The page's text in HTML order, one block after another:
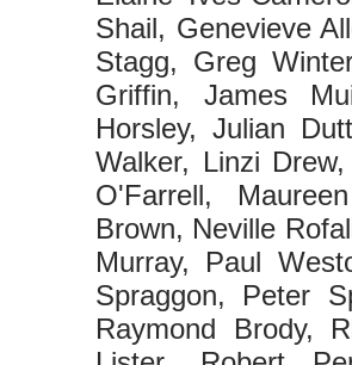
Shail, Genevieve
Stagg, Greg
Griffin, James
Horsley, Julian
Walker, Linzi
O'Farrell,
Brown, Neville
Murray, Paul
Spraggon, Peter
Raymond Brody,